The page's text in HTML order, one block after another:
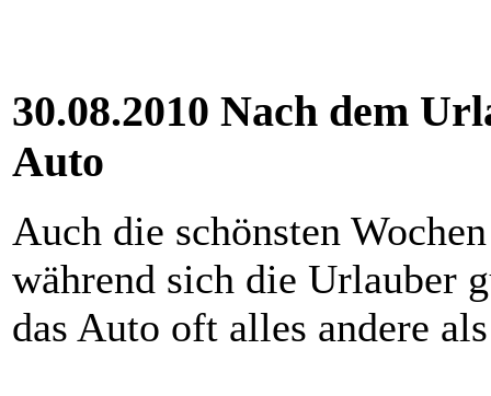
30.08.2010 Nach dem
Auto
Auch die schönsten
während sich die Urlauber
das Auto oft alles andere